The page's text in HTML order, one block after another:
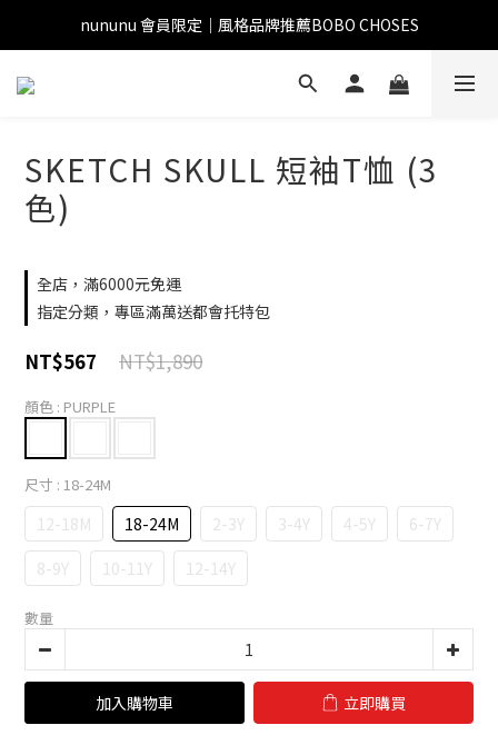
nununu 會員限定｜風格品牌推薦BOBO CHOSES
SKETCH SKULL 短袖T恤 (3
色)
全店，滿6000元免運
指定分類，專區滿萬送都會托特包
NT$1,890
NT$567
顏色 : PURPLE
尺寸 : 18-24M
12-18M 18-24M 2-3Y 3-4Y 4-5Y
6-7Y
8-9Y
10-11Y 12-14Y
數量
加入購物車 立即購買